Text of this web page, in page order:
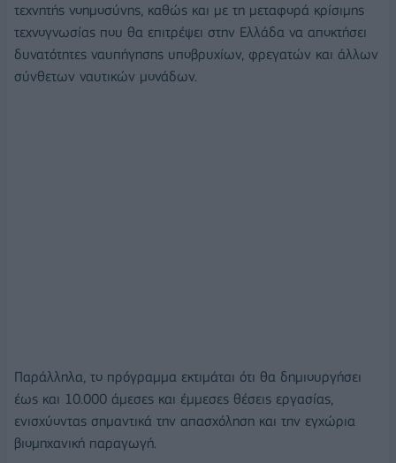
τεχνητής νοημοσύνης, καθώς και με τη μεταφορά κρίσιμης
τεχνογνωσίας που θα επιτρέψει στην Ελλάδα να αποκτήσει
δυνατότητες ναυπήγησης υποβρυχίων, φρεγατών και άλλων
σύνθετων ναυτικών μονάδων.
Παράλληλα, το πρόγραμμα εκτιμάται ότι θα δημιουργήσει
έως και 10.000 άμεσες και έμμεσες θέσεις εργασίας,
ενισχύοντας σημαντικά την απασχόληση και την εγχώρια
βιομηχανική παραγωγή.